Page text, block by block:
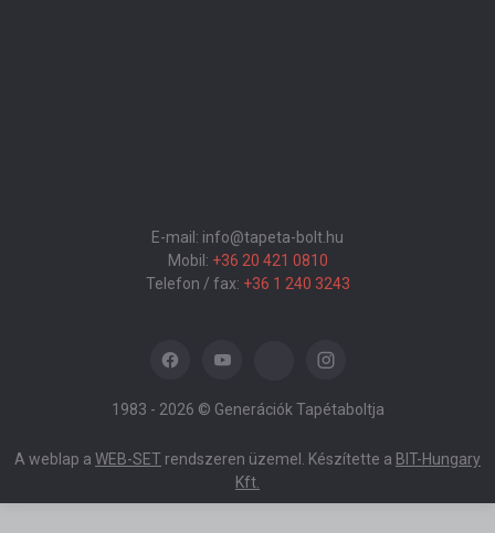
E-mail: info@tapeta-bolt.hu
Mobil: +36 20 421 0810
Telefon / fax: +36 1 240 3243
1983 - 2026 © Generációk Tapétaboltja
A weblap a WEB-SET rendszeren üzemel. Készítette a BIT-Hungary
Kft.